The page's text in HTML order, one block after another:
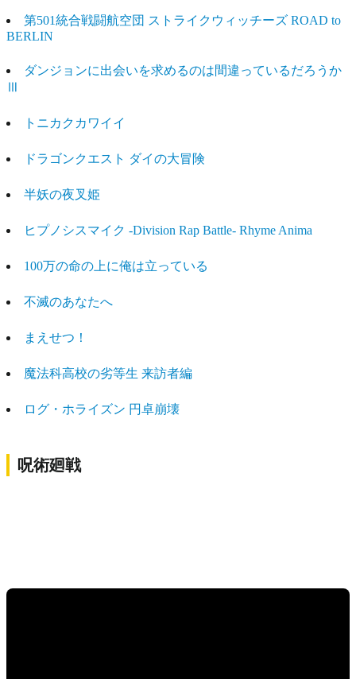
第501統合戦闘航空団 ストライクウィッチーズ ROAD to
BERLIN
ダンジョンに出会いを求めるのは間違っているだろうか
Ⅲ
トニカクカワイイ
ドラゴンクエスト ダイの大冒険
半妖の夜叉姫
ヒプノシスマイク -Division Rap Battle- Rhyme Anima
100万の命の上に俺は立っている
不滅のあなたへ
まえせつ！
魔法科高校の劣等生 来訪者編
ログ・ホライズン 円卓崩壊
呪術廻戦